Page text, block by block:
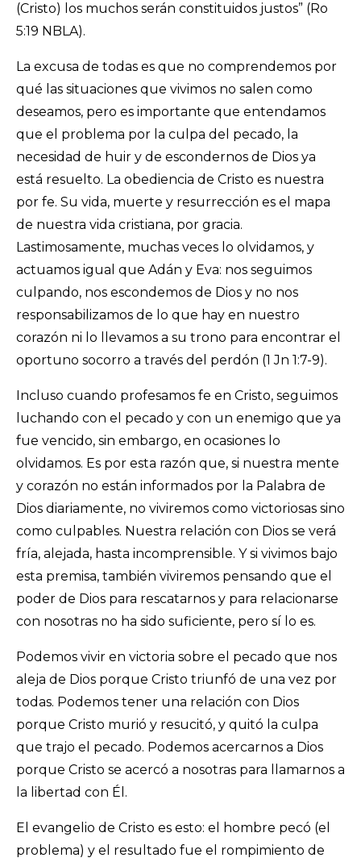
(Cristo) los muchos serán constituidos justos” (Ro
5:19 NBLA).
La excusa de todas es que no comprendemos por
qué las situaciones que vivimos no salen como
deseamos, pero es importante que entendamos
que el problema por la culpa del pecado, la
necesidad de huir y de escondernos de Dios ya
está resuelto. La obediencia de Cristo es nuestra
por fe. Su vida, muerte y resurrección es el mapa
de nuestra vida cristiana, por gracia.
Lastimosamente, muchas veces lo olvidamos, y
actuamos igual que Adán y Eva: nos seguimos
culpando, nos escondemos de Dios y no nos
responsabilizamos de lo que hay en nuestro
corazón ni lo llevamos a su trono para encontrar el
oportuno socorro a través del perdón (1 Jn 1:7-9).
Incluso cuando profesamos fe en Cristo, seguimos
luchando con el pecado y con un enemigo que ya
fue vencido, sin embargo, en ocasiones lo
olvidamos. Es por esta razón que, si nuestra mente
y corazón no están informados por la Palabra de
Dios diariamente, no viviremos como victoriosas sino
como culpables. Nuestra relación con Dios se verá
fría, alejada, hasta incomprensible. Y si vivimos bajo
esta premisa, también viviremos pensando que el
poder de Dios para rescatarnos y para relacionarse
con nosotras no ha sido suficiente, pero sí lo es.
Podemos vivir en victoria sobre el pecado que nos
aleja de Dios porque Cristo triunfó de una vez por
todas. Podemos tener una relación con Dios
porque Cristo murió y resucitó, y quitó la culpa
que trajo el pecado. Podemos acercarnos a Dios
porque Cristo se acercó a nosotras para llamarnos a
la libertad con Él.
El evangelio de Cristo es esto: el hombre pecó (el
problema) y el resultado fue el rompimiento de